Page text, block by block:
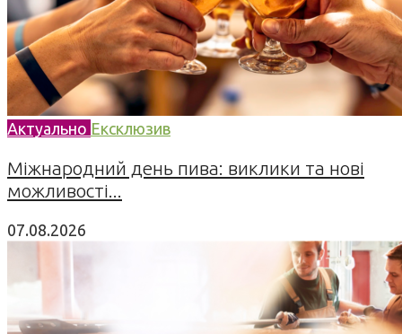
Актуально Ексклюзив
Міжнародний день пива: виклики та нові
можливості...
07.08.2026